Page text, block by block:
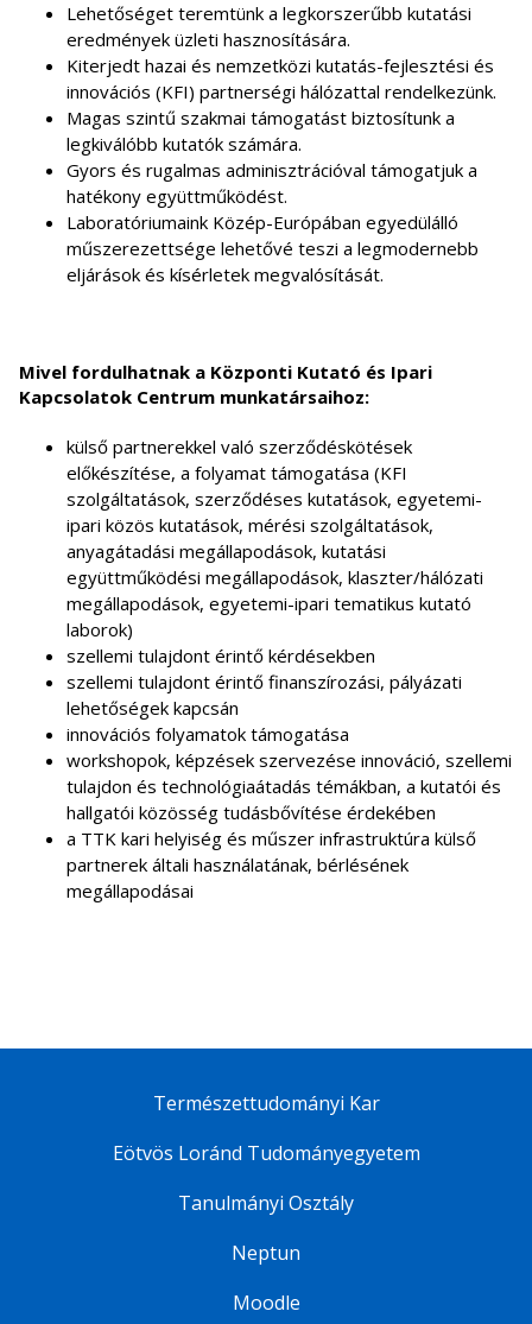
Lehetőséget teremtünk a legkorszerűbb kutatási
eredmények üzleti hasznosítására.
Kiterjedt hazai és nemzetközi kutatás-fejlesztési és
innovációs (KFI) partnerségi hálózattal rendelkezünk.
Magas szintű szakmai támogatást biztosítunk a
legkiválóbb kutatók számára.
Gyors és rugalmas adminisztrációval támogatjuk a
hatékony együttműködést.
Laboratóriumaink Közép-Európában egyedülálló
műszerezettsége lehetővé teszi a legmodernebb
eljárások és kísérletek megvalósítását.
Mivel fordulhatnak a Központi Kutató és Ipari
Kapcsolatok Centrum munkatársaihoz:
külső partnerekkel való szerződéskötések
előkészítése, a folyamat támogatása (KFI
szolgáltatások, szerződéses kutatások, egyetemi-
ipari közös kutatások, mérési szolgáltatások,
anyagátadási megállapodások, kutatási
együttműködési megállapodások, klaszter/hálózati
megállapodások, egyetemi-ipari tematikus kutató
laborok)
szellemi tulajdont érintő kérdésekben
szellemi tulajdont érintő finanszírozási, pályázati
lehetőségek kapcsán
innovációs folyamatok támogatása
workshopok, képzések szervezése innováció, szellemi
tulajdon és technológiaátadás témákban, a kutatói és
hallgatói közösség tudásbővítése érdekében
a TTK kari helyiség és műszer infrastruktúra külső
partnerek általi használatának, bérlésének
megállapodásai
Természettudományi Kar
Eötvös Loránd Tudományegyetem
Tanulmányi Osztály
Neptun
Moodle